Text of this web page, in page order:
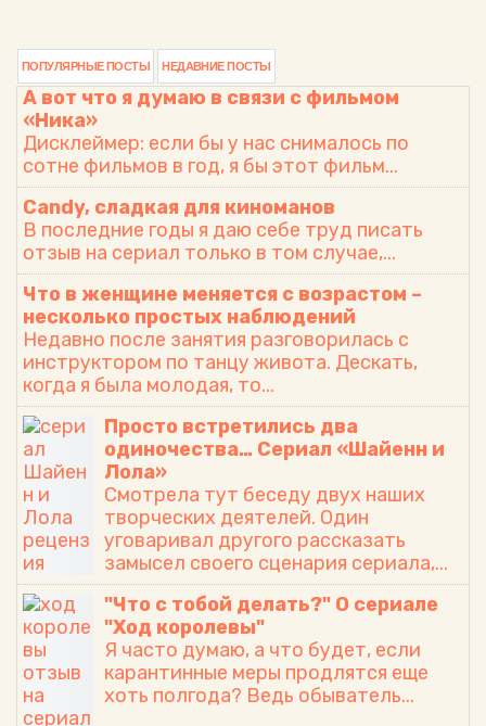
Я лично в последнее время именно так себя и
чувствую. А смотрю ли я картинки в
собственной голове, мракобесное
телевидение или матчонлайн, это никого не
волнует. Я втыкаю в сущность процессов.
Пусть даже никогда и никому не смогу
объяснить, что мне случайно открылось.
ТАКЖЕ ИНТЕРЕСНО:
Вот кто я в
Социальная
ПОПУЛЯРНЫЕ ПОСТЫ НЕДАВНИЕ ПОСТЫ
А вот что я думаю в связи с фильмом
«Ника»
Дисклеймер: если бы у нас снималось по
сотне фильмов в год, я бы этот фильм...
Candy, сладкая для киноманов
В последние годы я даю себе труд писать
отзыв на сериал только в том случае,...
Что в женщине меняется с возрастом –
несколько простых наблюдений
Недавно после занятия разговорилась с
инструктором по танцу живота. Дескать,
когда я была молодая, то...
Просто встретились два
одиночества… Сериал «Шайенн и
Лола»
Смотрела тут беседу двух наших
творческих деятелей. Один
уговаривал другого рассказать
замысел своего сценария сериала,...
"Что с тобой делать?" О сериале
"Ход королевы"
Я часто думаю, а что будет, если
карантинные меры продлятся еще
хоть полгода? Ведь обыватель...